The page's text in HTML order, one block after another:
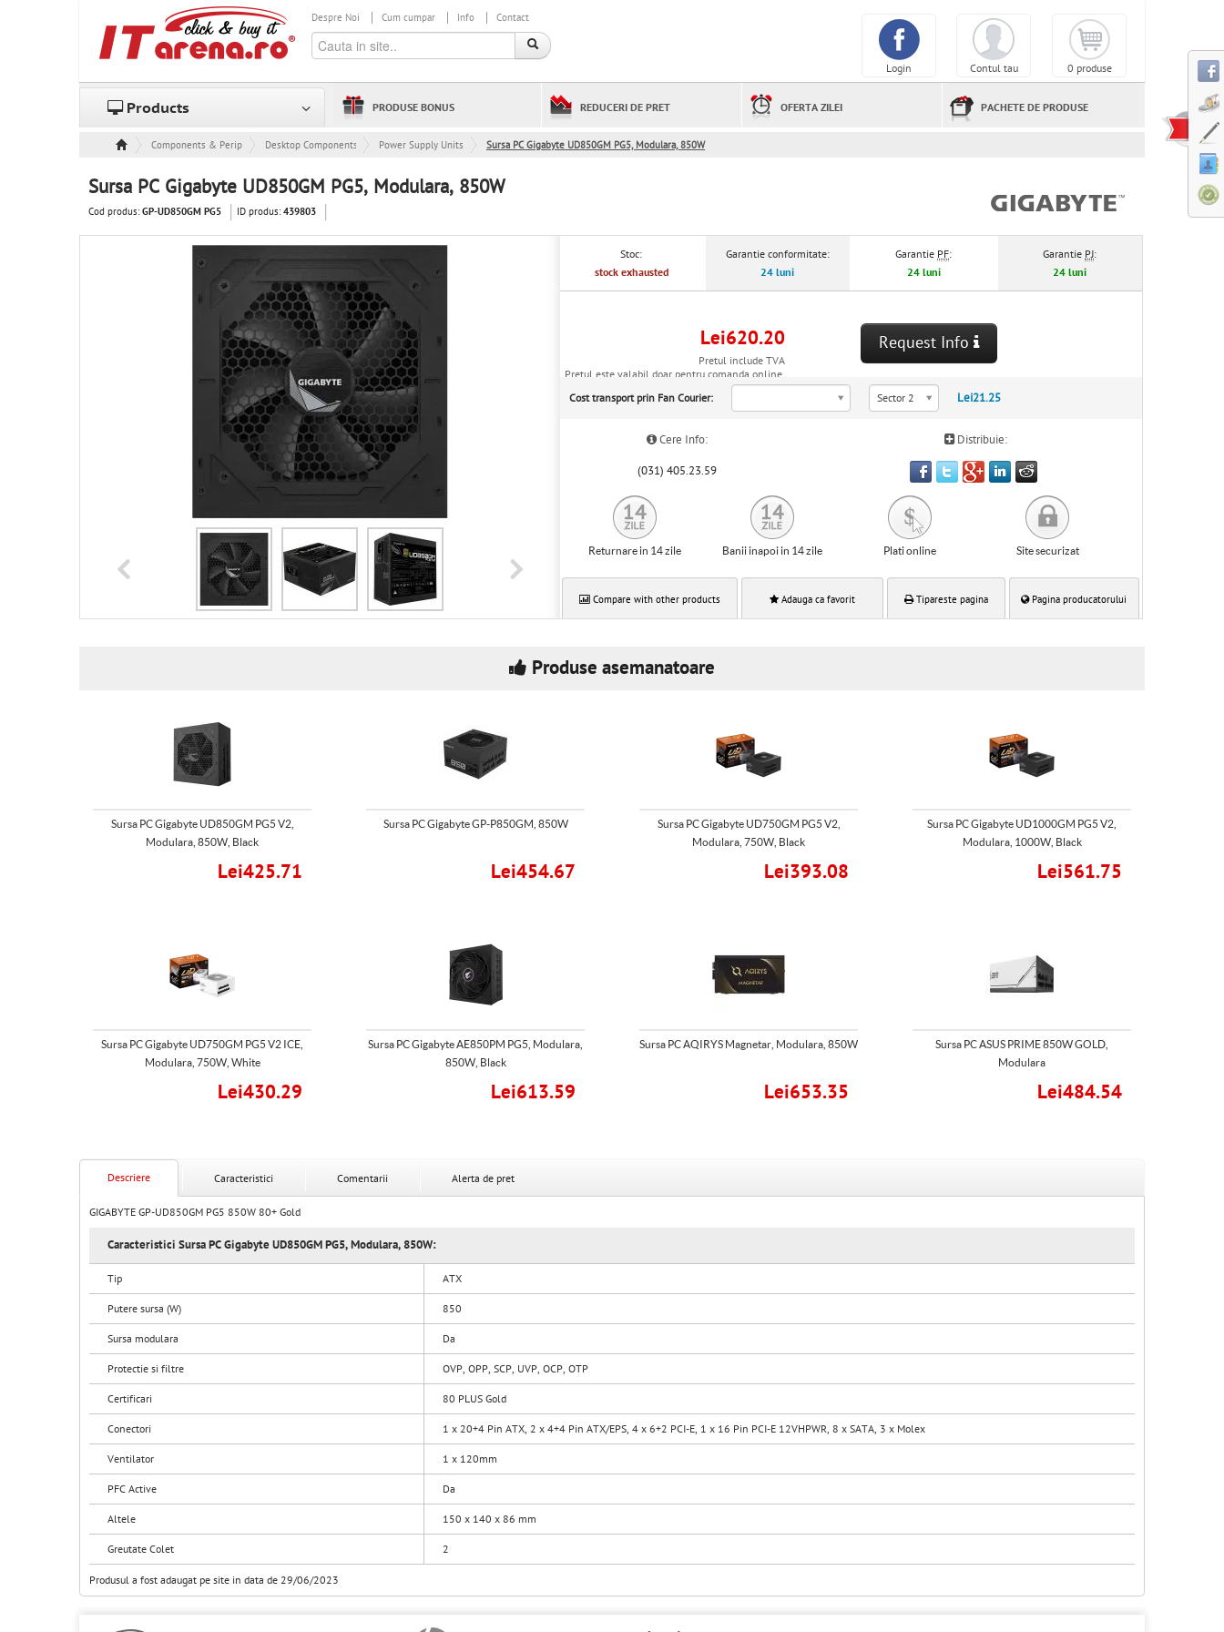
Despre Noi Cum cumpar Info Contact
0 produse
Contul tau
Login
Products PRODUSE BONUS REDUCERI DE PRET OFERTA ZILEI PACHETE DE PRODUSE
Components & Peripheral Desktop Components Power Supply Units Sursa PC Gigabyte UD850GM PG5, Modulara, 850W
Sursa PC Gigabyte UD850GM PG5, Modulara, 850W
Cod produs:GP-UD850GM PG5 ID produs:439803
Stoc:
stock exhausted
Garantie conformitate:
24 luni
Garantie PF:
24 luni
Garantie PJ:
24 luni
Lei620.20
Pretul include TVA
Pretul este valabil doar pentru comanda online.
Request Info
Cost transport prin Fan Courier: Sector 2 Lei21.25
Cere Info: Distribuie:
(031) 405.23.59
Returnare in 14 zile Banii inapoi in 14 zile Plati online Site securizat
Compare with other products Adauga ca favorit Tipareste pagina Pagina producatorului
Produse asemanatoare
Sursa PC Gigabyte UD850GM PG5 V2,
Modulara, 850W, Black
Lei425.71
Sursa PC Gigabyte GP-P850GM, 850W
Lei454.67
Sursa PC Gigabyte UD750GM PG5 V2,
Modulara, 750W, Black
Lei393.08
Sursa PC Gigabyte UD1000GM PG5 V2,
Modulara, 1000W, Black
Lei561.75
Sursa PC Gigabyte UD750GM PG5 V2 ICE,
Modulara, 750W, White
Lei430.29
Sursa PC Gigabyte AE850PM PG5, Modulara,
850W, Black
Lei613.59
Sursa PC AQIRYS Magnetar, Modulara, 850W
Lei653.35
Sursa PC ASUS PRIME 850W GOLD,
Modulara
Lei484.54
Descriere Caracteristici Comentarii Alerta de pret
GIGABYTE GP-UD850GM PG5 850W 80+ Gold
Caracteristici Sursa PC Gigabyte UD850GM PG5, Modulara, 850W:
Tip ATX
Putere sursa (W) 850
Sursa modulara Da
Protectie si filtre OVP, OPP, SCP, UVP, OCP, OTP
Certificari 80 PLUS Gold
Conectori 1 x 20+4 Pin ATX, 2 x 4+4 Pin ATX/EPS, 4 x 6+2 PCI-E, 1 x 16 Pin PCI-E 12VHPWR, 8 x SATA, 3 x Molex
Ventilator 1 x 120mm
PFC Active Da
Altele 150 x 140 x 86 mm
Greutate Colet 2
Produsul a fost adaugat pe site in data de 29/06/2023